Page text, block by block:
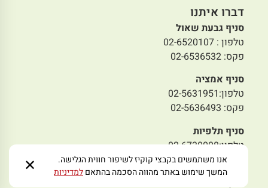
דברו איתנו
סניף גבעת שאול
טלפון : 02-6520107
פקס: 02-6536532
סניף אמציה
טלפון:02-5631951
פקס: 02-5636493
סניף תלפיות
טלפון:02-6730008
פקס: 02-6731008אנו משתמשים בקבצי קוקיז לשיפור חווית הגלישה.
המשך שימוש באתר מהווה הסכמה בהתאםלמדיניות ✕